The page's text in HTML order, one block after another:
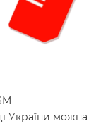
України можна